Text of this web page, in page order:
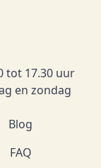
tot 17.30 uur
en zondag
Blog
FAQ